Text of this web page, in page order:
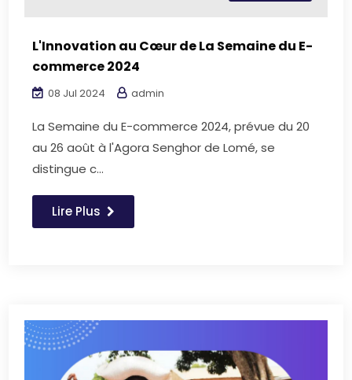
L'Innovation au Cœur de La Semaine du E-
commerce 2024
08 Jul 2024 admin
La Semaine du E-commerce 2024, prévue du 20
au 26 août à l'Agora Senghor de Lomé, se
distingue c...
Lire Plus